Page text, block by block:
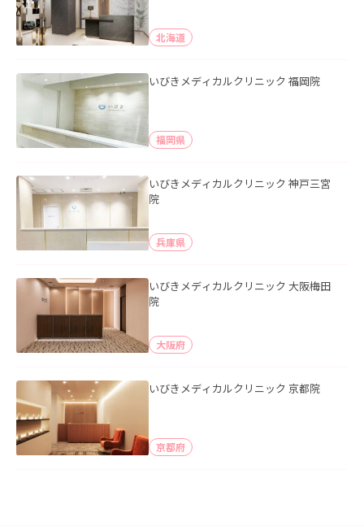
北海道
いびきメディカルクリニック 福岡院
福岡県
いびきメディカルクリニック 神戸三宮
院
兵庫県
いびきメディカルクリニック 大阪梅田
院
大阪府
いびきメディカルクリニック 京都院
京都府